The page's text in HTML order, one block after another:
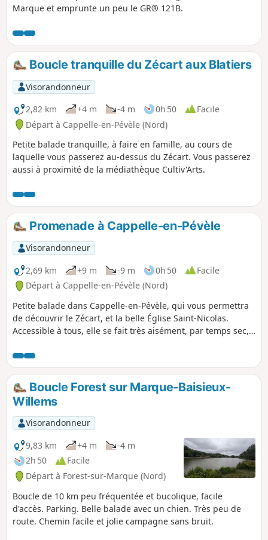
Marque et emprunte un peu le GR® 121B.
Boucle tranquille du Zécart aux Blatiers
Visorandonneur
2,82 km
+4 m -4 m 0h 50
Facile
Départ à Cappelle-en-Pévèle (Nord)
Petite balade tranquille, à faire en famille, au cours de
laquelle vous passerez au-dessus du Zécart. Vous passerez
aussi à proximité de la médiathèque Cultiv'Arts.
Promenade à Cappelle-en-Pévèle
Visorandonneur
2,69 km
+9 m -9 m 0h 50
Facile
Départ à Cappelle-en-Pévèle (Nord)
Petite balade dans Cappelle-en-Pévèle, qui vous permettra
de découvrir le Zécart, et la belle Église Saint-Nicolas.
Accessible à tous, elle se fait très aisément, par temps sec,
Boucle Forest sur Marque-Baisieux-
Willems
Visorandonneur
9,83 km
+4 m
-4 m
2h 50
Facile
Départ à Forest-sur-Marque (Nord)
Boucle de 10 km peu fréquentée et bucolique, facile
d'accès. Parking. Belle balade avec un chien. Très peu de
route. Chemin facile et jolie campagne sans bruit.